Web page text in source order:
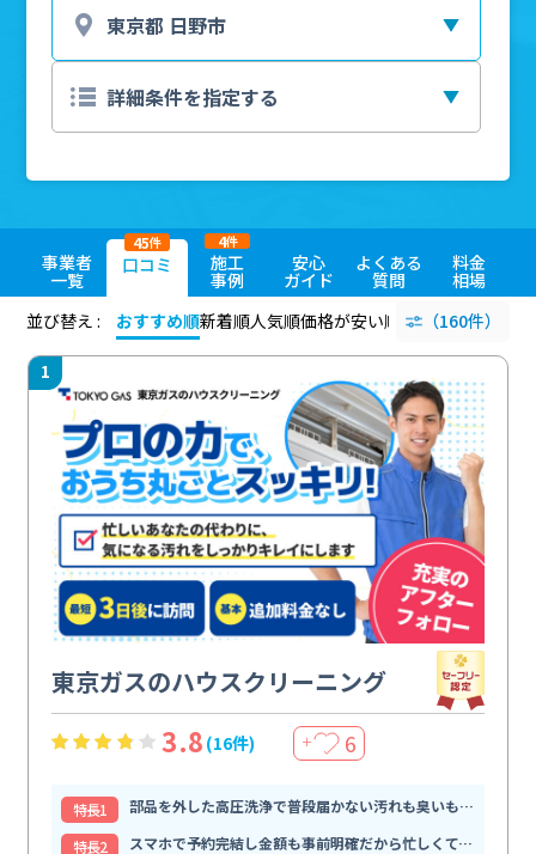
事業者
一覧
口コミ
45件
施工
事例
4件
安心
ガイド
よくある
質問
料金
相場
並び替え :
おすすめ順新着順人気順価格が安い順 評価が高い順
（160件）
1
東京ガスのハウスクリーニング
3.8 (16件) ＋ 6
特⻑1
部品を外した高圧洗浄で普段届かない汚れも臭いもすっきり解消
特⻑2
スマホで予約完結し金額も事前明確だから忙しくても頼みやすい